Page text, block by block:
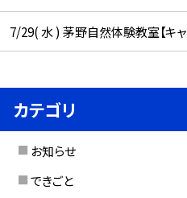
7/29( 水 ) 茅野自然体験教室【キャ
カテゴリ
お知らせ
できごと